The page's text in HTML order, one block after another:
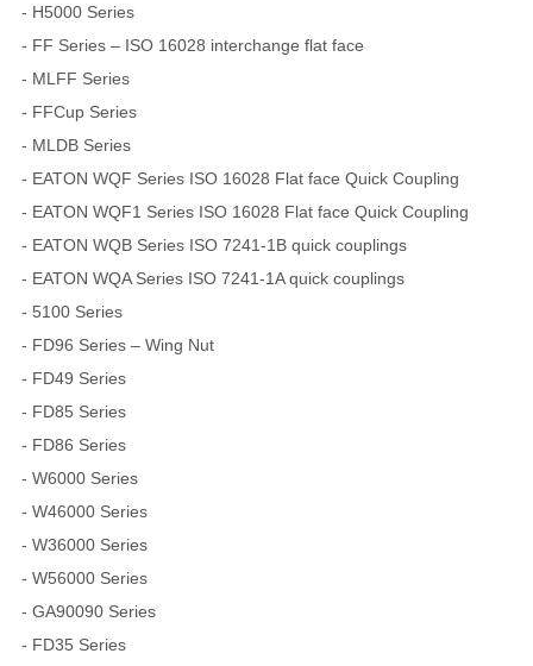
- H5000 Series
- FF Series – ISO 16028 interchange flat face
- MLFF Series
- FFCup Series
- MLDB Series
- EATON WQF Series ISO 16028 Flat face Quick Coupling
- EATON WQF1 Series ISO 16028 Flat face Quick Coupling
- EATON WQB Series ISO 7241-1B quick couplings
- EATON WQA Series ISO 7241-1A quick couplings
- 5100 Series
- FD96 Series – Wing Nut
- FD49 Series
- FD85 Series
- FD86 Series
- W6000 Series
- W46000 Series
- W36000 Series
- W56000 Series
- GA90090 Series
- FD35 Series